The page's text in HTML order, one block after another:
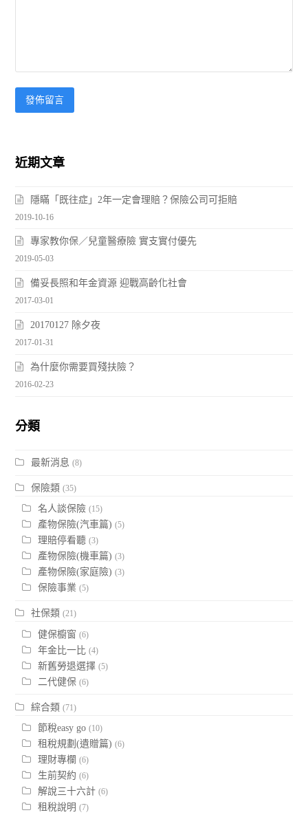
近期文章
隱瞞「既往症」2年一定會理賠？保險公司可拒賠
2019-10-16
專家教你保／兒童醫療險 實支實付優先
2019-05-03
備妥長照和年金資源 迎戰高齡化社會
2017-03-01
20170127 除夕夜
2017-01-31
為什麼你需要買殘扶險？
2016-02-23
分類
最新消息 (8)
保險類 (35)
名人談保險 (15)
產物保險(汽車篇) (5)
理賠停看聽 (3)
產物保險(機車篇) (3)
產物保險(家庭險) (3)
保險事業 (5)
社保類 (21)
健保櫥窗 (6)
年金比一比 (4)
新舊勞退選擇 (5)
二代健保 (6)
綜合類 (71)
節稅easy go (10)
租稅規劃(遺贈篇) (6)
理財專欄 (6)
生前契約 (6)
解說三十六計 (6)
租稅說明 (7)